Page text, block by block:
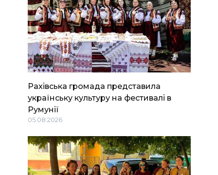
Рахівська громада представила
українську культуру на фестивалі в
Румунії
05.08.2026